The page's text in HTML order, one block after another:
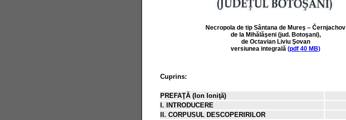
Necropola de tip Sântana de Mureş – Černjachov
de la Mihălăşeni (jud. Botoşani),
de Octavian Liviu Şovan
versiunea integrală (pdf 40 MB)
Cuprins:
PREFAŢĂ (Ion Ioniţă)
I. INTRODUCERE
II. CORPUSUL DESCOPERIRILOR